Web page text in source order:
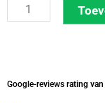
van
NX1300DE2
Google-reviews rating